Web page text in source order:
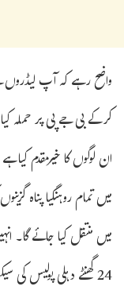
کرکے بی جے پی پر حملہ
ان لوگوں کا خیرمقدم
میں تمام روہنگیا پناہ
میں منتقل کیا جائے گا۔
24 گھنٹے دہلی پولیس کی سیکورٹی دی جائے گی۔